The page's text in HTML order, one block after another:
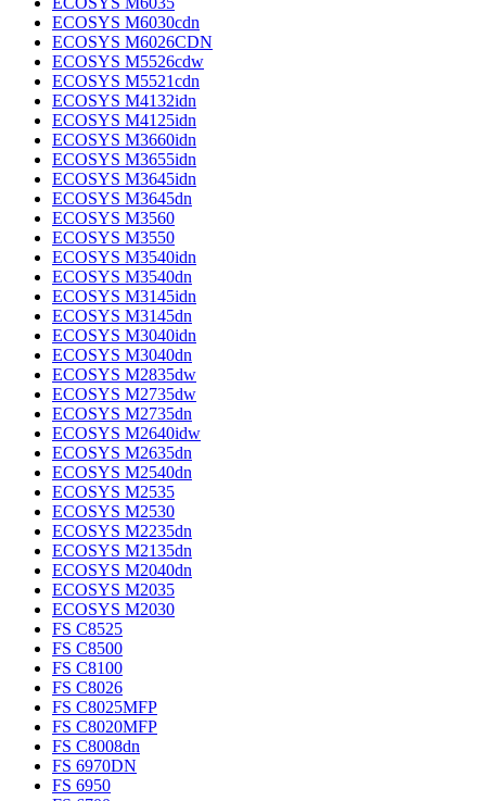
ECOSYS M6030cdn
ECOSYS M6026CDN
ECOSYS M5526cdw
ECOSYS M5521cdn
ECOSYS M4132idn
ECOSYS M4125idn
ECOSYS M3660idn
ECOSYS M3655idn
ECOSYS M3645idn
ECOSYS M3645dn
ECOSYS M3560
ECOSYS M3550
ECOSYS M3540idn
ECOSYS M3540dn
ECOSYS M3145idn
ECOSYS M3145dn
ECOSYS M3040idn
ECOSYS M3040dn
ECOSYS M2835dw
ECOSYS M2735dw
ECOSYS M2735dn
ECOSYS M2640idw
ECOSYS M2635dn
ECOSYS M2540dn
ECOSYS M2535
ECOSYS M2530
ECOSYS M2235dn
ECOSYS M2135dn
ECOSYS M2040dn
ECOSYS M2035
ECOSYS M2030
FS C8525
FS C8500
FS C8100
FS C8026
FS C8025MFP
FS C8020MFP
FS C8008dn
FS 6970DN
FS 6950